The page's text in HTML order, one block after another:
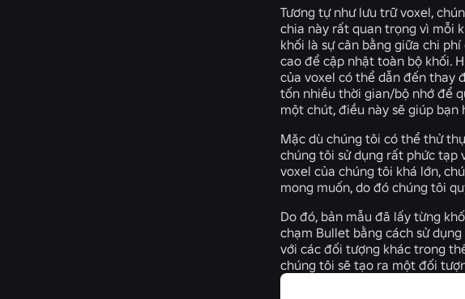
Tương tự như lưu trữ voxel,
chia này rất quan trọng vì mỗi
khối là sự cân bằng giữa chi
cao để cập nhật toàn bộ khối.
của voxel có thể dẫn đến thay
tốn nhiều thời gian/bộ nhớ để
một chút, điều này sẽ giúp bạn
Mặc dù chúng tôi có thể thử
chúng tôi sử dụng rất phức tạp
voxel của chúng tôi khá lớn,
mong muốn, do đó chúng tôi
Do đó, bản mẫu đã lấy từng
chạm Bullet bằng cách sử
với các đối tượng khác trong
chúng tôi sẽ tạo ra một đối